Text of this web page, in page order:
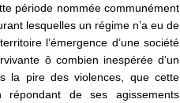
période nommée communément
lesquelles un régime n’a eu de
l’émergence d’une société
ô combien inespérée d’un
la pire des violences, que cette
répondant de ses agissements